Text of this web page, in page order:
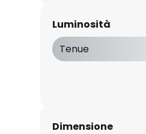
Luminosità
Tenue
Dimensione